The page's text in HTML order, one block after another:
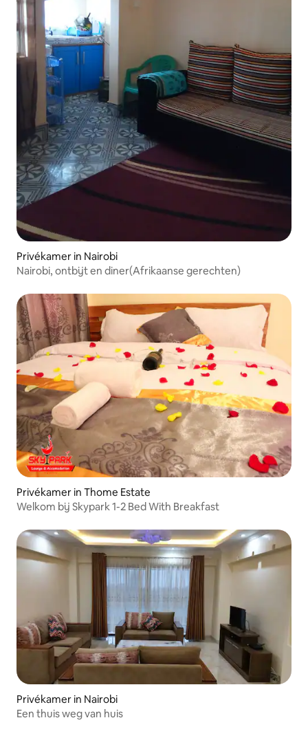
Privékamer in Nairobi
Nairobi, ontbijt en diner(Afrikaanse gerechten)
Privékamer in Thome Estate
Welkom bij Skypark 1-2 Bed With Breakfast
Privékamer in Nairobi
Een thuis weg van huis